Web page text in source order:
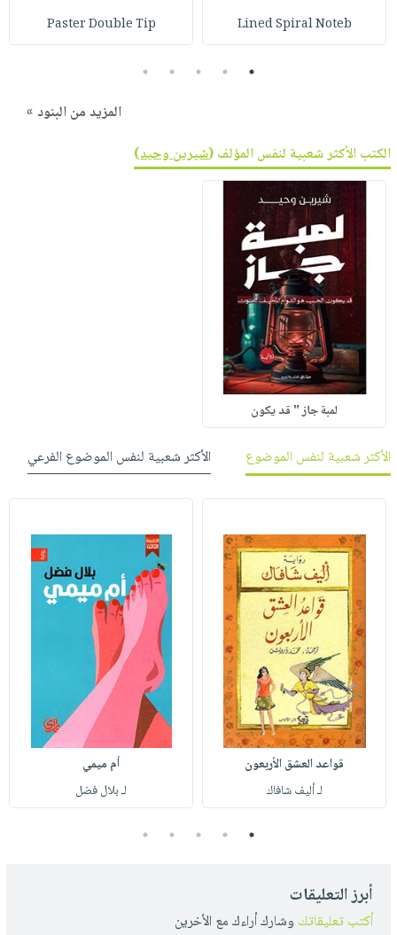
فيديوهات
أسئلة
نيل
وفرات
انشر
كتابك
تواصل
عربة
التسوق
Lined Spiral Noteb
Paster Double Tip
1
2
3
4
5
المزيد من البنود »
الكتب الأكثر شعبية لنفس المؤلف (شيرين وحيد)
لمبة جاز " قد يكون
الأكثر شعبية لنفس الموضوع الأكثر شعبية لنفس الموضوع الفرعي
قواعد العشق الأربعون
لـ أليف شافاك
أم ميمي
لـ بلال فضل
1
2
3
4
5
أبرز التعليقات
أكتب تعليقاتك وشارك أراءك مع الأخرين